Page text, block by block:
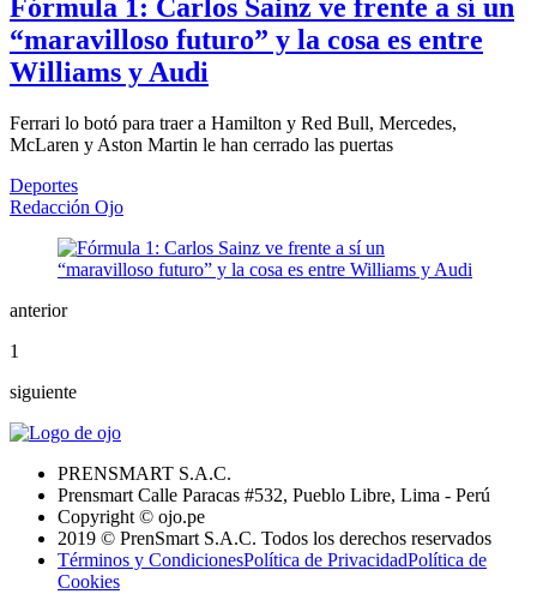
Fórmula 1: Carlos Sainz ve frente a sí un
“maravilloso futuro” y la cosa es entre
Williams y Audi
Ferrari lo botó para traer a Hamilton y Red Bull, Mercedes,
McLaren y Aston Martin le han cerrado las puertas
Deportes
Redacción Ojo
anterior
1
siguiente
PRENSMART S.A.C.
Prensmart Calle Paracas #532, Pueblo Libre, Lima - Perú
Copyright © ojo.pe
2019 © PrenSmart S.A.C. Todos los derechos reservados
Términos y CondicionesPolítica de PrivacidadPolítica de
Cookies